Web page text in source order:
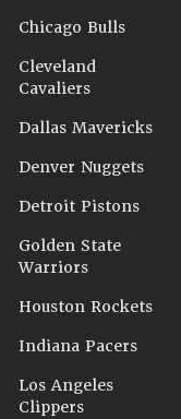
Chicago Bulls
Cleveland
Cavaliers
Dallas Mavericks
Denver Nuggets
Detroit Pistons
Golden State
Warriors
Houston Rockets
Indiana Pacers
Los Angeles
Clippers